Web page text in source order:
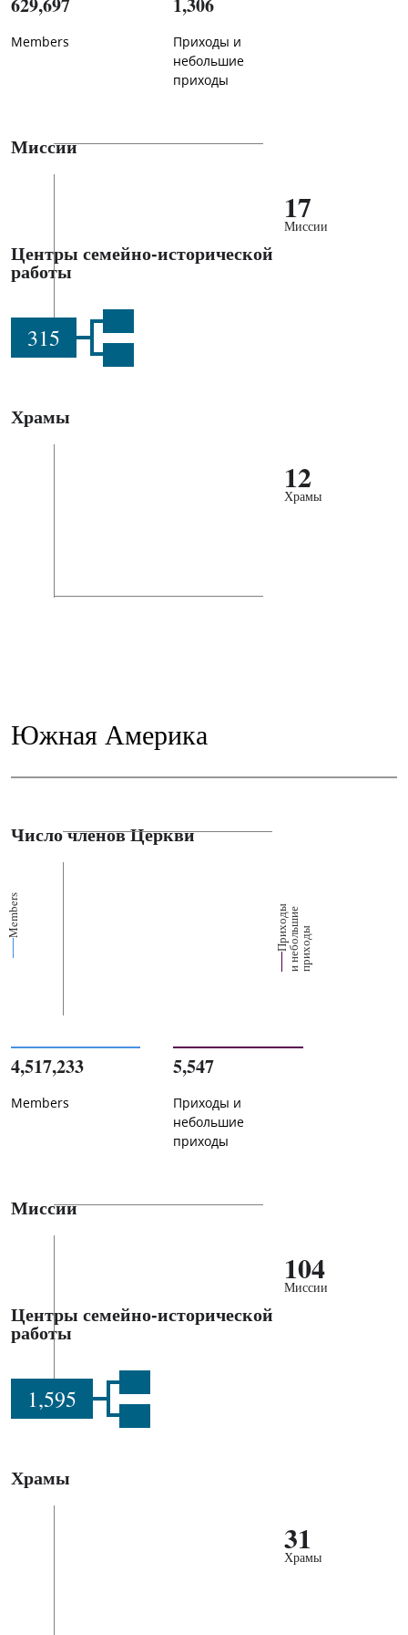
Members
Приходы и
небольшие
приходы
Миссии
17
Миссии
Центры семейно-исторической
работы
315
Храмы
12
Храмы
Южная Америка
Число членов Церкви
Members П
р
их
о
д
ы
и
н
е
б
о
ль
ш
ие
п
р
и
х
о
ды
4,517,233
Members
5,547
Приходы и
небольшие
приходы
Миссии
104
Миссии
Центры семейно-исторической
работы
1,595
Храмы
31
Храмы